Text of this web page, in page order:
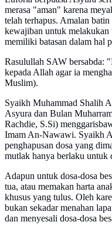
merasa "aman" karena
telah terhapus. Amalan
kewajiban untuk melakukan
memiliki batasan dalam hal
Rasulullah SAW bersabda:
kepada Allah agar ia
Muslim).
Syaikh Muhammad Shalih
Asyura dan Bulan
Rachdie, S.Si)
Imam An-Nawawi. Syaikh
penghapusan dosa yang
mutlak hanya berlaku untuk
Adapun untuk dosa-dosa
tua, atau memakan harta
khusus yang tulus. Oleh
bukan sekadar menahan
dan menyesali dosa-dosa